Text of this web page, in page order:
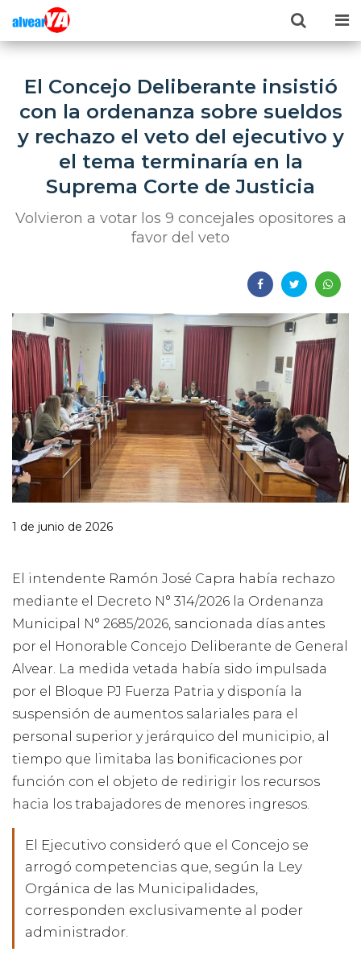
El Concejo Deliberante insistió
con la ordenanza sobre sueldos
y rechazo el veto del ejecutivo y
el tema terminaría en la
Suprema Corte de Justicia
Volvieron a votar los 9 concejales opositores a
favor del veto
1 de junio de 2026
El intendente Ramón José Capra había rechazo
mediante el Decreto N° 314/2026 la Ordenanza
Municipal N° 2685/2026, sancionada días antes
por el Honorable Concejo Deliberante de General
Alvear. La medida vetada había sido impulsada
por el Bloque PJ Fuerza Patria y disponía la
suspensión de aumentos salariales para el
personal superior y jerárquico del municipio, al
tiempo que limitaba las bonificaciones por
función con el objeto de redirigir los recursos
hacia los trabajadores de menores ingresos.
El Ejecutivo consideró que el Concejo se
arrogó competencias que, según la Ley
Orgánica de las Municipalidades,
corresponden exclusivamente al poder
administrador.